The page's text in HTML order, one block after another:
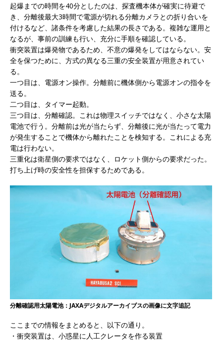
起爆までの時間を40分としたのは、探査機本体が確実に待避で
き、分離後最大3時間で電源が切れる分離カメラとの折り合いを
付けるなど、諸条件を考慮した結果の長さである。複雑な運用と
なるが、事前の訓練も行い、充分に手順を確認している。
衝突装置は爆発物であるため、不意の爆発をしてはならない。安
全を保つために、方式の異なる三重の安全装置が用意されてい
る。
一つ目は、電源オン操作。分離前に機体側から電源オンの指令を
送る。
二つ目は、タイマー起動。
三つ目は、分離確認。これは物理スイッチではなく、小さな太陽
電池で行う。分離前は光が当たらず、分離後に光が当たって電力
が発生することで機体から離れたことを検知する。これによる充
電は行わない。
三重化は衛星側の要求ではなく、ロケット側からの要求だった。
打ち上げ時の安全性を担保するためである。
分離確認用太陽電池：JAXAデジタルアーカイブスの画像に文字追記
ここまでの情報をまとめると、以下の通り。
・衝突装置は、小惑星に人工クレータを作る装置